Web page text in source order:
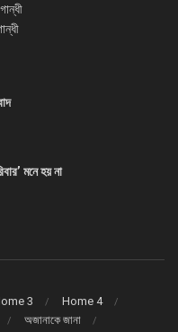
মনে হয় না
3
Home 4
অজানাকে জানা